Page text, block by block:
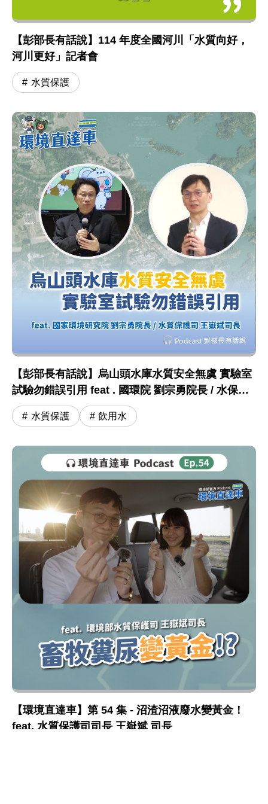
【彭部長有話說】114 年度全國河川「水質向好，
河川更好」記者會
水質保護
【彭部長有話說】烏山頭水庫水質安全無虞 實驗室
試驗勿錯誤引用 feat . 國環院 劉宗勇院長 / 水保司
王嶽斌司長
水質保護 飲用水
【環境直達車】第 54 集 - 沼渣沼液廢水變黃金！
feat. 水質保護司司長 王嶽斌 司長